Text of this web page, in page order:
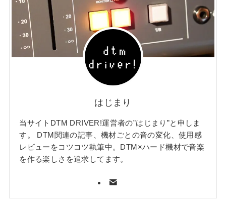
はじまり
当サイトDTM DRIVER!運営者の”はじまり”と申しま
す。 DTM関連の記事、機材ごとの音の変化、使用感
レビューをコツコツ執筆中。DTM×ハード機材で音楽
を作る楽しさを追求してます。